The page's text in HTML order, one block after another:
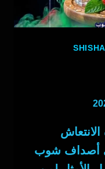
SHISHA
في أصداف شوب